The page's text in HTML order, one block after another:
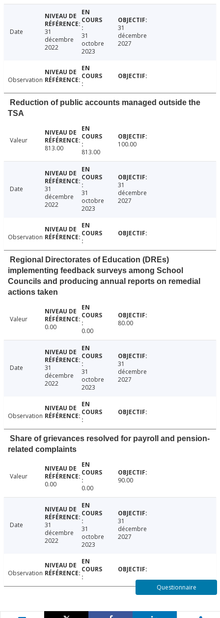
Date
31
décembre
2022
31
octobre
2023
31
décembre
2027
Observation
Reduction of public accounts managed outside the
TSA
Valeur
813.00
813.00
100.00
Date
31
décembre
2022
31
octobre
2023
31
décembre
2027
Observation
Regional Directorates of Education (DREs)
implementing feedback surveys among School
Councils and producing annual reports on remedial
actions taken
Valeur
0.00
0.00
80.00
Date
31
décembre
2022
31
octobre
2023
31
décembre
2027
Observation
Share of grievances resolved for payroll and pension-
related complaints
Valeur
0.00
0.00
90.00
Date
31
décembre
2022
31
octobre
2023
31
décembre
2027
Observation
Questionnaire